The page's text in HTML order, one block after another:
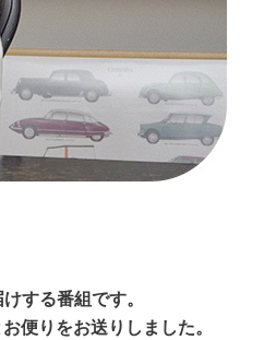
する番組です。
便りをお送りしました。